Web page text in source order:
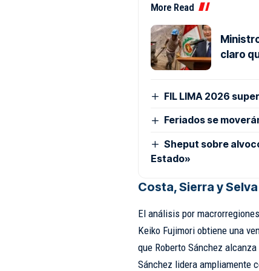
More Read
claro
FIL LIMA 2026
Feriados se
Sheput sobre
Estado»
Costa, Sierra y
El análisis por
Keiko Fujimori obtiene una
que Roberto Sánchez
Sánchez lidera ampliamente